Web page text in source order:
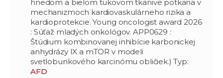
hnedom a bielom tukovom tkanive potkana v
mechanizmoch kardiovaskulárneho rizika a
kardioprotekcie. Young oncologist award 2026
: Súťaž mladých onkológov. APP0629 :
Štúdium kombinovanej inhibície karbonickej
anhydrázy IX a mTOR v modeli
svetlobunkového karcinómu obličiek.) Typ:
AFD